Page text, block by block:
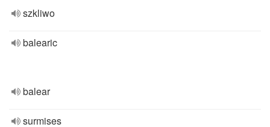
szkliwo
balearic
balear
surmises